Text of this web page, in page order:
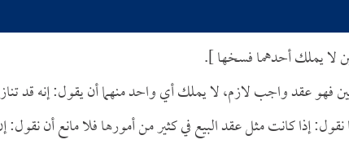
لا يملك أحدهما فسخها ].
فهو عقد واجب لازم، لا يملك أي واحد منهما أن يقول: إنه قد
إذا كانت مثل عقد البيع في كثير من أمورها فلا مانع أن